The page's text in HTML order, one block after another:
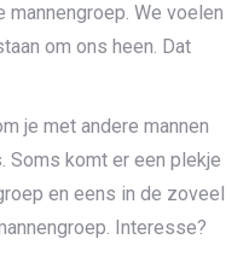
We voelen
om ons heen. Dat
je met andere mannen
Soms komt er een plekje
en eens in de zoveel
Interesse?